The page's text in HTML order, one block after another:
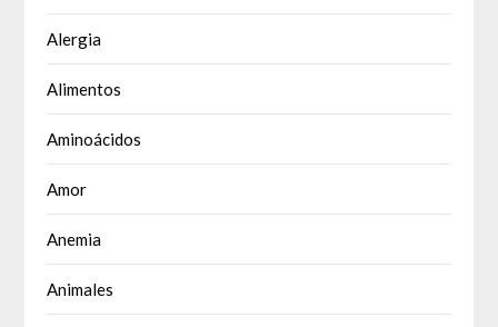
Alergia
Alimentos
Aminoácidos
Amor
Anemia
Animales